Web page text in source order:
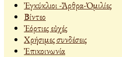
Ἐγκύκλιοι -Ἄρθρα-Ὁμιλίες
Βίντεο
Ἐόρτιες εὐχές
Χρήσιμες συνδέσεις
Ἐπικοινωνία